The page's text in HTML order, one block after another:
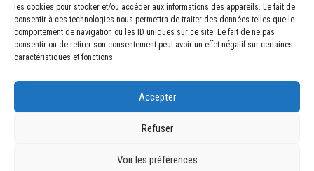
les cookies pour stocker et/ou accéder aux informations des appareils. Le fait de
consentir à ces technologies nous permettra de traiter des données telles que le
comportement de navigation ou les ID uniques sur ce site. Le fait de ne pas
consentir ou de retirer son consentement peut avoir un effet négatif sur certaines
caractéristiques et fonctions.
Accepter
Refuser
Voir les préférences
Association Sportive Montferrandaise
84, boulevard Léon Jouhaux
CS 80221 - 63021 Clermont-Ferrand Cedex 2
accueil@asm-omnisports.com